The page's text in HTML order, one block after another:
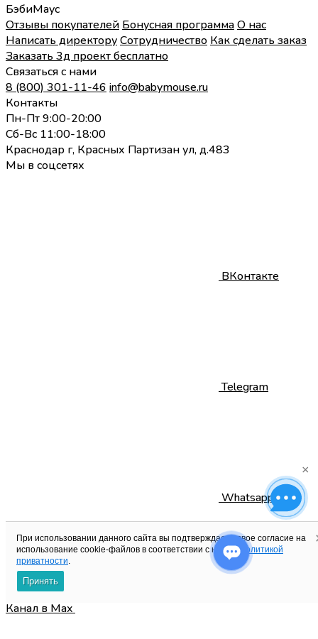
БэбиМаус
Отзывы покупателей Бонусная программаО нас
Написать директоруСотрудничество Как сделать заказ
Заказать 3д проект бесплатно
Связаться с нами
8 (800) 301-11-46 info@babymouse.ru
Контакты
Пн-Пт 9:00-20:00
Сб-Вс 11:00-18:00
Краснодар г, Красных Партизан ул, д.483
Мы в соцсетях
ВКонтакте
Telegram
Whatsapp
Канал в Max
При использовании данного сайта вы подтверждаете свое согласие на
использование cookie-файлов в соответствии с нашей политикой
приватности.
Принять
×